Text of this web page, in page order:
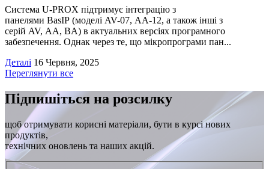
Система U-PROX підтримує інтеграцію з
панелями BasIP (моделі AV-07, AA-12, а також інші з
серій AV, AA, BA) в актуальних версіях програмного
забезпечення. Однак через те, що мікропрограми пан...
Деталі 16 Червня, 2025
Переглянути все
Підпишіться на розсилку
щоб отримувати корисні матеріали, бути в курсі нових
продуктів,
технічних оновлень та наших акцій.